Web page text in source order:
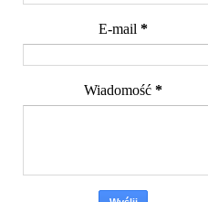
E-mail *
Wiadomość *